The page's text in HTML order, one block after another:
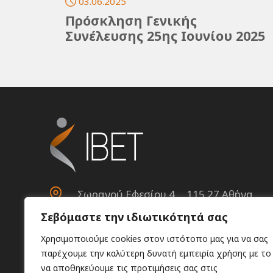
Σεβόμαστε την ιδιωτικότητά σας
Χρησιμοποιούμε cookies στον ιστότοπο μας για να σας
παρέχουμε την καλύτερη δυνατή εμπειρία χρήσης με το
να αποθηκεύουμε τις προτιμήσεις σας στις
Πρόσκληση Γενικής
Συνέλευσης 25ης Ιουνίου 2025
Σωρανού Εφεσίου 4, 115 27 Αθήνα
+30 210 6597083
+30 210 6597534